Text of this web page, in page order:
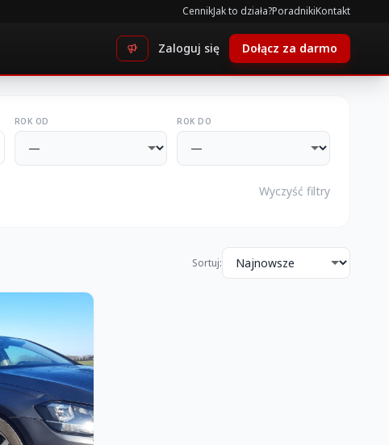
CennikJak to działa?PoradnikiKontakt
Zaloguj się Dołącz za darmo
ROK OD ROK DO
Wyczyść filtry
Sortuj: